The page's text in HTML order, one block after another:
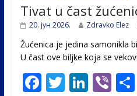
Tivat u čast
20. јун 2026. Zdravko Elez
Žućenica je jedina samonikla
U čast ovе biljke koja se
F T Li Vi S